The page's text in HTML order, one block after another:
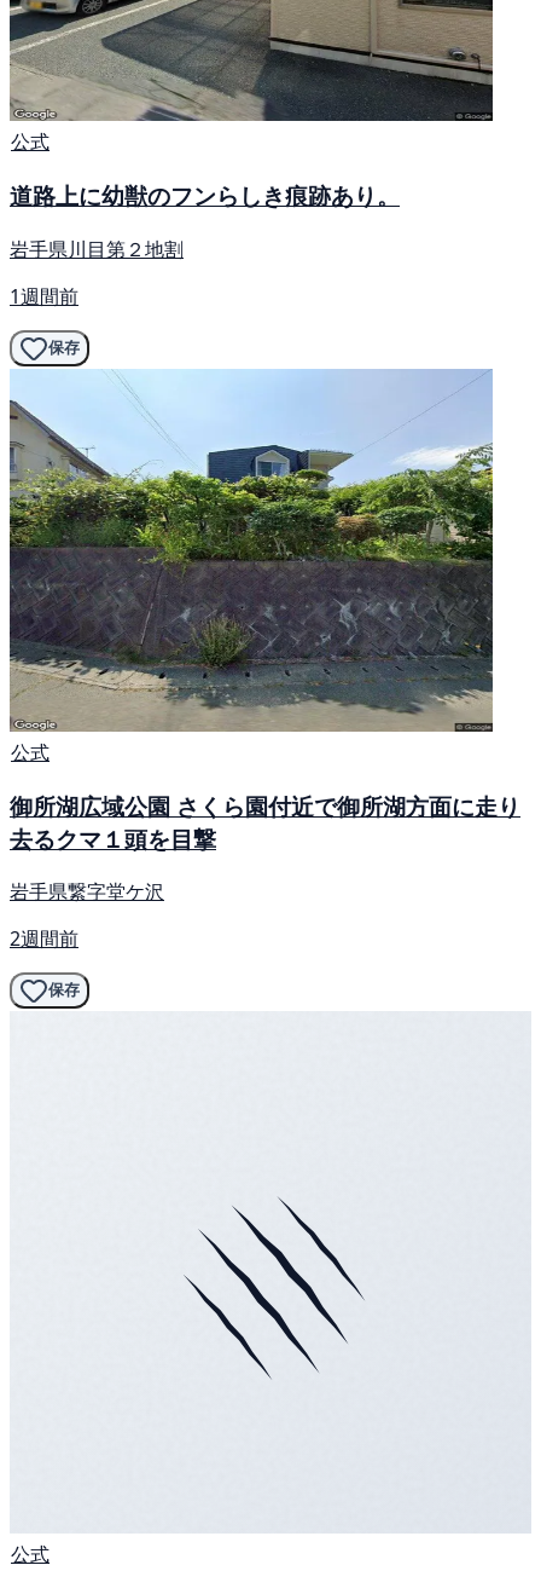
公式
道路上に幼獣のフンらしき痕跡あり。
岩手県川目第２地割
1週間前
保存
公式
御所湖広域公園 さくら園付近で御所湖方面に走り
去るクマ１頭を目撃
岩手県繋字堂ケ沢
2週間前
保存
公式